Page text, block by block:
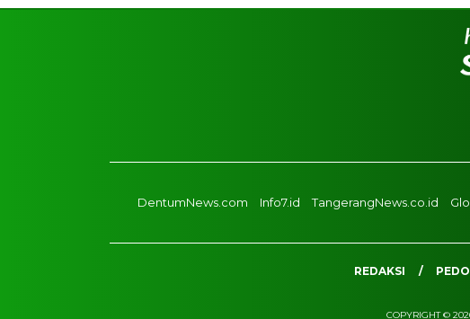
DentumNews.com
Info7.id TangerangNews.co.id
REDAKSI
COPYRIGHT ©